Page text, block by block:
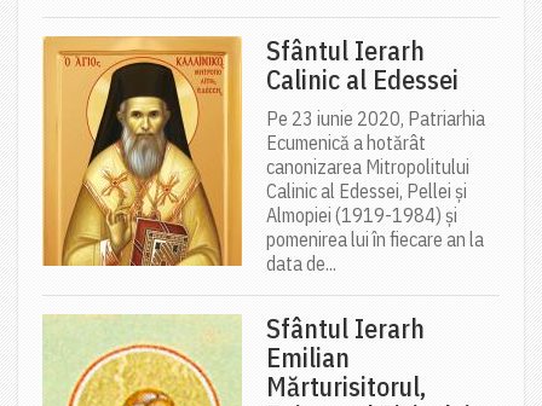
Sfântul Ierarh
Calinic al Edessei
Pe 23 iunie 2020, Patriarhia
Ecumenică a hotărât
canonizarea Mitropolitului
Calinic al Edessei, Pellei și
Almopiei (1919-1984) și
pomenirea lui în fiecare an la
data de...
Sfântul Ierarh
Emilian
Mărturisitorul,